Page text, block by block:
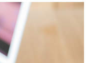
от ведущих
прошлых лет и
Вход на все
В 2025 году в
из городов
Оренбургской
округа и